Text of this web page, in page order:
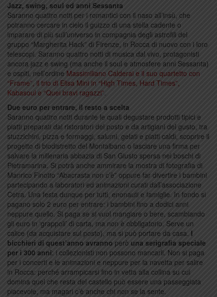
Jazz, swing, soul ed anni Sessanta
Saranno quattro notti per i romantici con il naso all’insù, che
potranno cercare in cielo il guizzo di una stella cadente o
imparare di più sull’universo in compagnia degli astrofili del
gruppo “Margherita Hack” di Firenze, in Rocca di nuovo con i loro
telescopi. Saranno quattro notti di musica dal vivo, protagonisti
ancora jazz e swing (ma anche il soul e atmosfere anni Sessanta)
e ospiti, nell’ordine Massimiliano Calderai e il suo quartetto con
“Frame”, il trio di Elisa Mini in “High Times, Hard Times”,
Kabasoul e “Quei bravi ragazzi”.
Due euro per entrare, il resto a scelta
Saranno quattro notti durante le quali degustare prodotti tipici e
piatti preparati dai ristoratori del posto e da artigiani del gusto, tra
stuzzichini, pizza e formaggi, salumi, gelati e piatti caldi, scoprire il
progetto di biodistretto del Montalbano o lasciare una firma per
salvare la millenaria abbazia di San Giusto spersa nei boschi di
Pietramarina. Si potrà anche ammirare la mostra di fotografia di
Manrico Finotto “Abacrasta non c’è” oppure far divertire i bambini
partecipando a laboratori ed animazioni curati dall’associazione
Cetra. Una festa dunque per tutti, enonauti e famiglie. In fondo si
pagano solo 2 euro per entrare: i bambini fino a dodici anni
neppure quello. Si paga se si vuol mangiare o bere, scambiando
gli euro in ‘grappoli’ di carta, ma non è obbligatorio. Serve un
calice (da acquistare sul posto), ma si può portare da casa. I
bicchieri di quest’anno avranno però una serigrafia speciale
per i 300 anni: i collezionisti non possono mancarli. Non si paga
per i concerti e le animazioni e neppure per la navetta per salire
in Rocca: perché arrampicarsi fino in vetta alla collina su cui
domina quel che resta del castello può essere una passeggiata
piacevole, ma magari c’è anche chi non se la sente.